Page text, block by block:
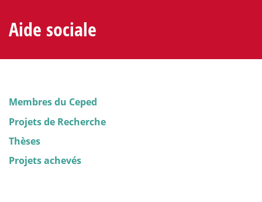
Aide sociale
Membres du Ceped
Projets de Recherche
Thèses
Projets achevés